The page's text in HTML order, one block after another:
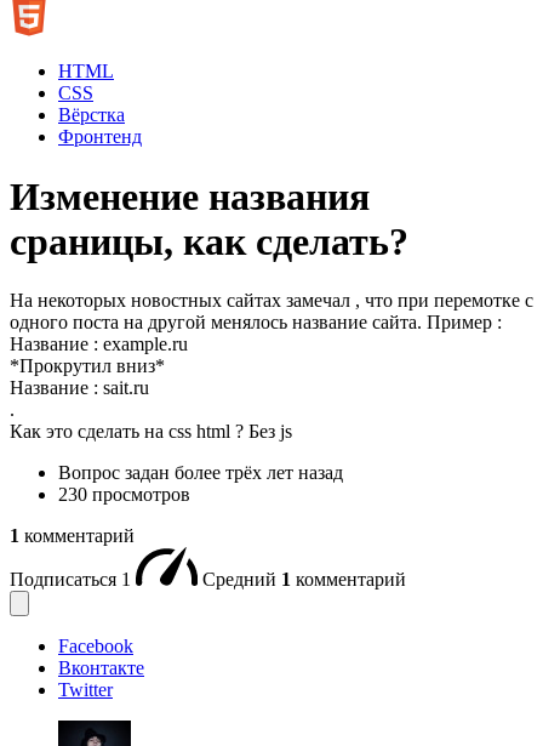
HTML
CSS
Вёрстка
Фронтенд
Изменение названия
сраницы, как сделать?
На некоторых новостных сайтах замечал , что при перемотке с
одного поста на другой менялось название сайта. Пример :
Название : example.ru
*Прокрутил вниз*
Название : sait.ru
.
Как это сделать на css html ? Без js
Вопрос задан более трёх лет назад
230 просмотров
1 комментарий
Подписаться 1 Средний 1 комментарий
Facebook
Вконтакте
Twitter